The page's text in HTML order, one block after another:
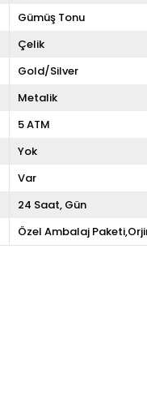
Gümüş Tonu
Çelik
Gold/Silver
Metalik
5 ATM
Yok
Var
24 Saat Gün
Özel Ambalaj